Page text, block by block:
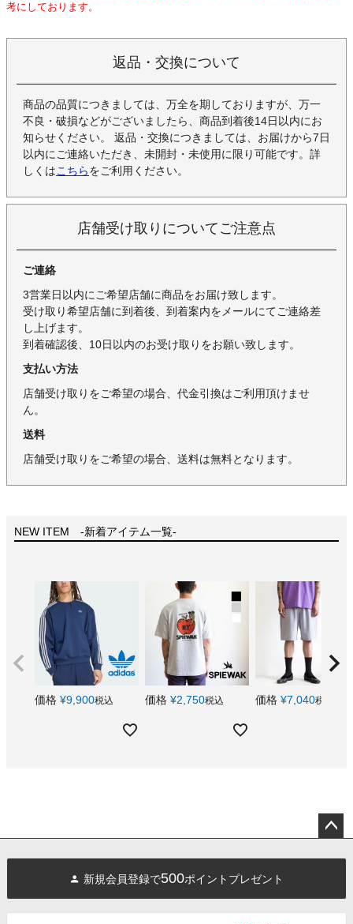
考にしております。
返品・交換について
商品の品質につきましては、万全を期しておりますが、万一
不良・破損などがございましたら、商品到着後14日以内にお
知らせください。 返品・交換につきましては、お届けから7日
以内にご連絡いただき、未開封・未使用に限り可能です。詳
しくはこちらをご利用ください。
店舗受け取りについてご注意点
ご連絡
3営業日以内にご希望店舗に商品をお届け致します。
受け取り希望店舗に到着後、到着案内をメールにてご連絡差
し上げます。
到着確認後、10日以内のお受け取りをお願い致します。
支払い方法
店舗受け取りをご希望の場合、代金引換はご利用頂けませ
ん。
送料
店舗受け取りをご希望の場合、送料は無料となります。
NEW ITEM -新着アイテム一覧-
価格 ¥9,900税込 価格 ¥2,750税込 価格 ¥7,040税込
へ
新規会員登録で500ポイントプレゼント